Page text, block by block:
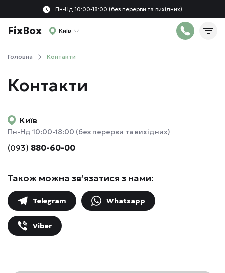
Пн-Нд 10:00-18:00 (без перерви та вихідних)
FixBox Київ
Головна Контакти
Контакти
Київ
Пн-Нд 10:00-18:00 (без перерви та вихідних)
(093) 880-60-00
Також можна зв’язатися з нами:
Telegram Whatsapp
Viber